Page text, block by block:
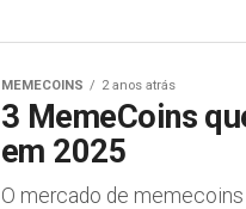
MEMECOINS 2 anos atrás
3 MemeCoins
em 2025
O mercado de